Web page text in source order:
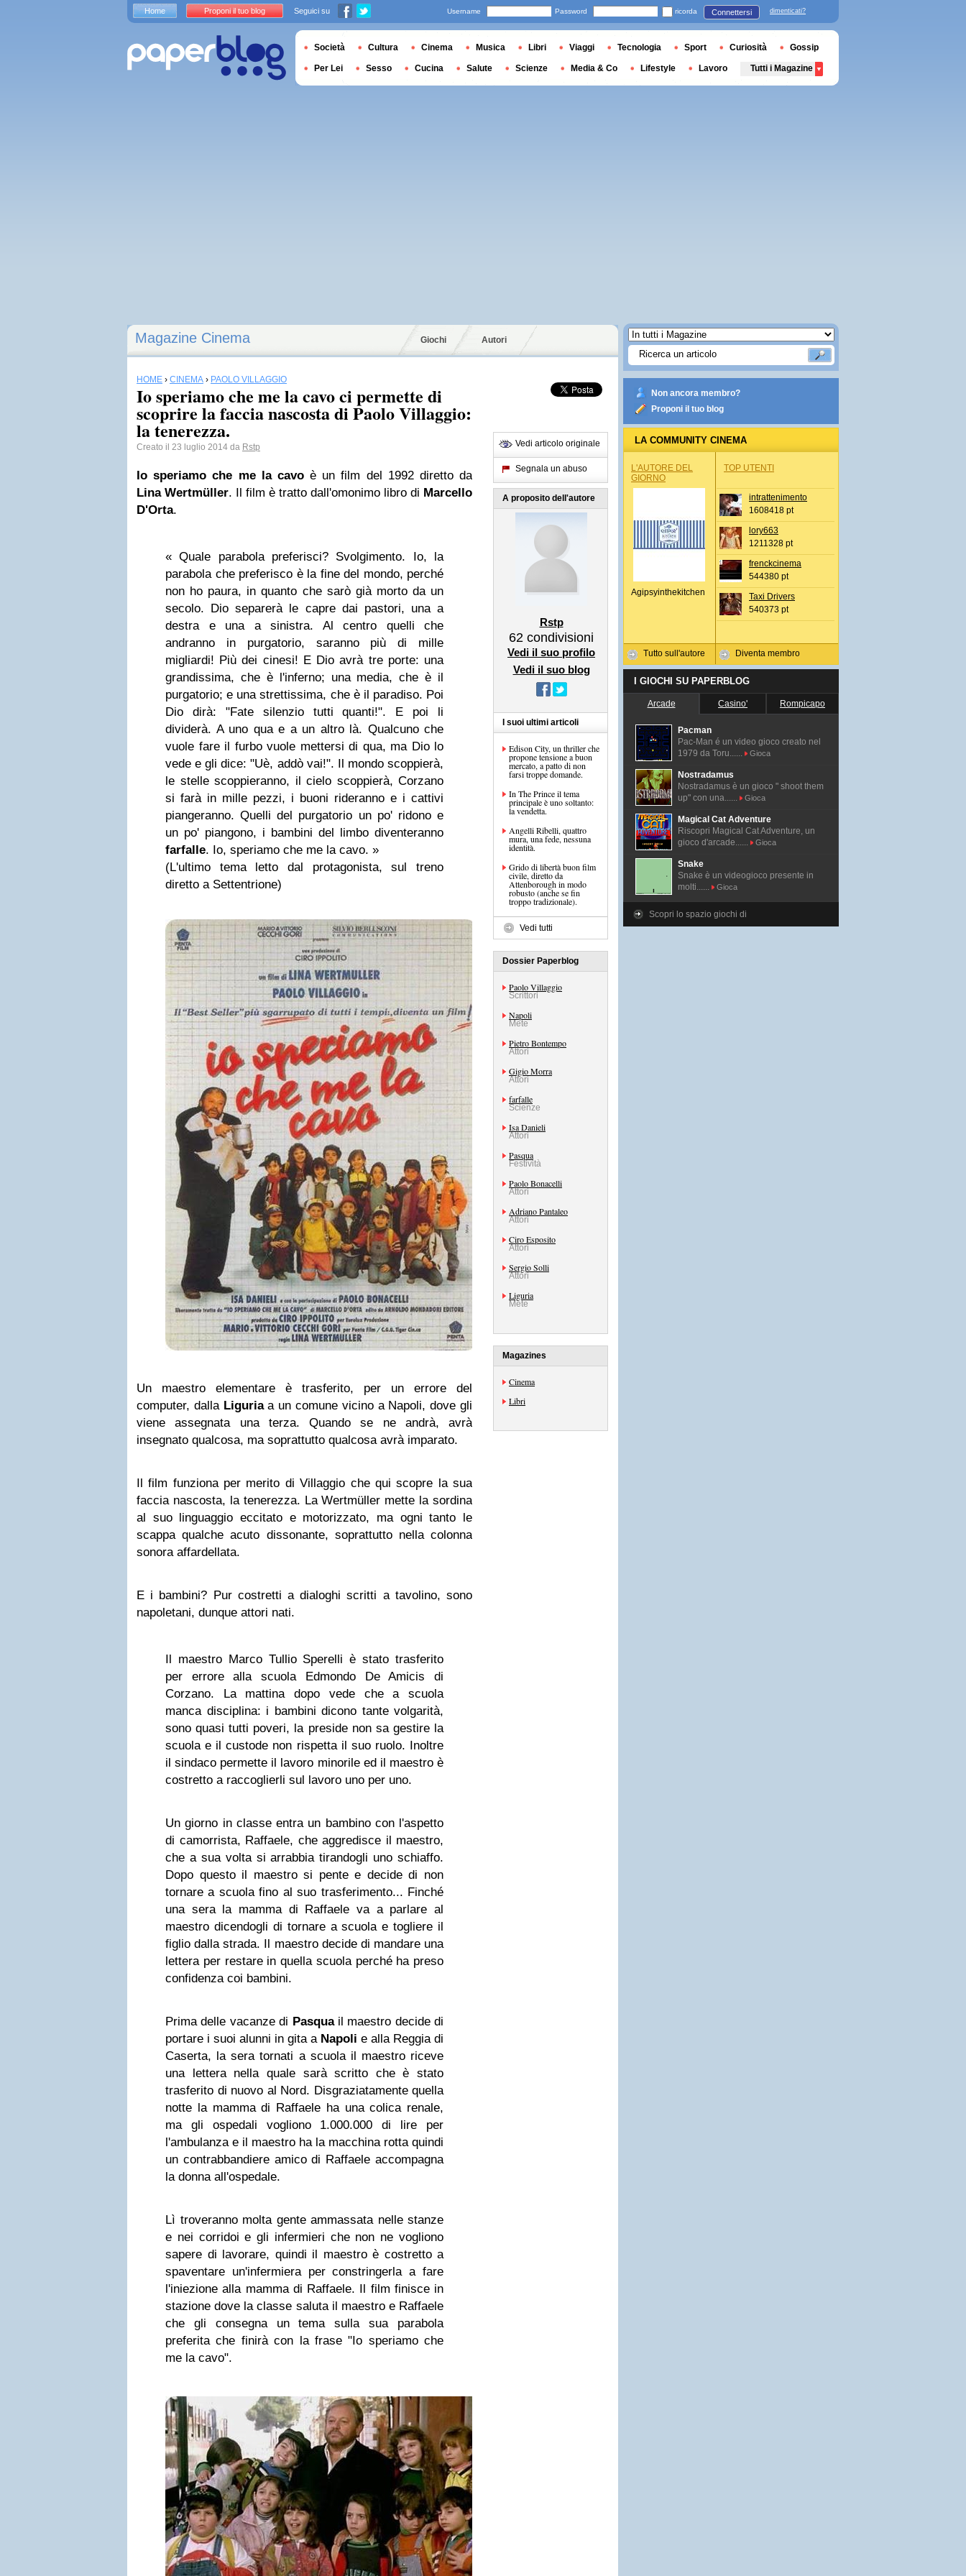
Magazine Cinema Giochi Autori
HOME › CINEMA › PAOLO VILLAGGIO
Io speriamo che me la cavo ci permette di
scoprire la faccia nascosta di Paolo Villaggio:
la tenerezza.
Creato il 23 luglio 2014 da Rstp
Io speriamo che me la cavoè un film del 1992 diretto da
Lina Wertmüller. Il film è tratto dall'omonimo libro di Marcello
D'Orta.
« Quale parabola preferisci? Svolgimento. Io, la
parabola che preferisco è la fine del mondo, perché
non ho paura, in quanto che sarò già morto da un
secolo. Dio separerà le capre dai pastori, una a
destra e una a sinistra. Al centro quelli che
andranno in purgatorio, saranno più di mille
migliardi! Più dei cinesi! E Dio avrà tre porte: una
grandissima, che è l'inferno; una media, che è il
purgatorio; e una strettissima, che è il paradiso. Poi
Dio dirà: "Fate silenzio tutti quanti!". E poi li
dividerà. A uno qua e a un altro là. Qualcuno che
vuole fare il furbo vuole mettersi di qua, ma Dio lo
vede e gli dice: "Uè, addò vai!". Il mondo scoppierà,
le stelle scoppieranno, il cielo scoppierà, Corzano
si farà in mille pezzi, i buoni rideranno e i cattivi
piangeranno. Quelli del purgatorio un po' ridono e
un po' piangono, i bambini del limbo diventeranno
farfalle. Io, speriamo che me la cavo. »
(L'ultimo tema letto dal protagonista, sul treno
diretto a Settentrione)
Un maestro elementare è trasferito, per un errore del
computer, dalla Liguriaa un comune vicino a Napoli, dove gli
viene assegnata una terza. Quando se ne andrà, avrà
insegnato qualcosa, ma soprattutto qualcosa avrà imparato.
Il film funziona per merito di Villaggio che qui scopre la sua
faccia nascosta, la tenerezza. La Wertmüller mette la sordina
al suo linguaggio eccitato e motorizzato, ma ogni tanto le
scappa qualche acuto dissonante, soprattutto nella colonna
sonora affardellata.
E i bambini? Pur costretti a dialoghi scritti a tavolino, sono
napoletani, dunque attori nati.
Il maestro Marco Tullio Sperelli è stato trasferito
per errore alla scuola Edmondo De Amicis di
Corzano. La mattina dopo vede che a scuola
manca disciplina: i bambini dicono tante volgarità,
sono quasi tutti poveri, la preside non sa gestire la
scuola e il custode non rispetta il suo ruolo. Inoltre
il sindaco permette il lavoro minorile ed il maestro è
costretto a raccoglierli sul lavoro uno per uno.
Un giorno in classe entra un bambino con l'aspetto
di camorrista, Raffaele, che aggredisce il maestro,
che a sua volta si arrabbia tirandogli uno schiaffo.
Dopo questo il maestro si pente e decide di non
tornare a scuola fino al suo trasferimento... Finché
una sera la mamma di Raffaele va a parlare al
maestro dicendogli di tornare a scuola e togliere il
figlio dalla strada. Il maestro decide di mandare una
lettera per restare in quella scuola perché ha preso
confidenza coi bambini.
Prima delle vacanze di Pasquail maestro decide di
portare i suoi alunni in gita a Napoli e alla Reggia di
Caserta, la sera tornati a scuola il maestro riceve
una lettera nella quale sarà scritto che è stato
trasferito di nuovo al Nord. Disgraziatamente quella
notte la mamma di Raffaele ha una colica renale,
ma gli ospedali vogliono 1.000.000 di lire per
l'ambulanza e il maestro ha la macchina rotta quindi
un contrabbandiere amico di Raffaele accompagna
la donna all'ospedale.
Lì troveranno molta gente ammassata nelle stanze
e nei corridoi e gli infermieri che non ne vogliono
sapere di lavorare, quindi il maestro è costretto a
spaventare un'infermiera per constringerla a fare
l'iniezione alla mamma di Raffaele. Il film finisce in
stazione dove la classe saluta il maestro e Raffaele
che gli consegna un tema sulla sua parabola
preferita che finirà con la frase "Io speriamo che
me la cavo".
Vedi articolo originale
Segnala un abuso
A proposito dell'autore
Rstp
62 condivisioni
Vedi il suo profilo
Vedi il suo blog
I suoi ultimi articoli
Edison City, un thriller che
propone tensione a buon
mercato, a patto di non
farsi troppe domande.
In The Prince il tema
principale è uno soltanto:
la vendetta.
Angelli Ribelli, quattro
mura, una fede, nessuna
identità.
Grido di libertà buon film
civile, diretto da
Attenborough in modo
robusto (anche se fin
troppo tradizionale).
Vedi tutti
Dossier Paperblog
Paolo Villaggio
Scrittori
Napoli
Mete
Pietro Bontempo
Attori
Gigio Morra
Attori
farfalle
Scienze
Isa Danieli
Attori
Pasqua
Festività
Paolo Bonacelli
Attori
Adriano Pantaleo
Attori
Ciro Esposito
Attori
Sergio Solli
Attori
Liguria
Mete
Magazines
Cinema
Libri
Non ancora membro?
Proponi il tuo blog
LA COMMUNITY CINEMA
L'AUTORE DEL
GIORNO
Agipsyinthekitchen
Tutto sull'autore
TOP UTENTI
intrattenimento
1608418 pt
lory663
1211328 pt
frenckcinema
544380 pt
Taxi Drivers
540373 pt
Diventa membro
I GIOCHI SU PAPERBLOG
Arcade Casino' Rompicapo
Pacman
Pac-Man é un video gioco creato nel
1979 da Toru......
Gioca
Nostradamus
Nostradamus è un gioco " shoot them
up" con una......
Gioca
Magical Cat Adventure
Riscopri Magical Cat Adventure, un
gioco d'arcade......
Gioca
Snake
Snake è un videogioco presente in
molti......
Gioca
Scopri lo spazio giochi di
Home Proponi il tuo blog Seguici su Username Password ricorda Connettersi dimenticati?
Società Cultura Cinema Musica Libri Viaggi Tecnologia Sport Curiosità Gossip
Per Lei Sesso Cucina Salute Scienze Media & Co Lifestyle Lavoro Tutti i Magazine